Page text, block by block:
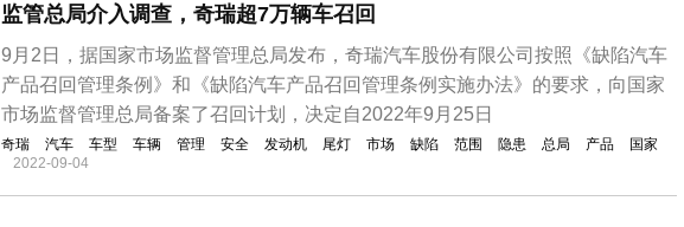
监管总局介入调查，奇瑞超7万辆车召回
9月2日，据国家市场监督管理总局发布，奇瑞汽车股份有限公司按照《缺陷汽车
产品召回管理条例》和《缺陷汽车产品召回管理条例实施办法》的要求，向国家
市场监督管理总局备案了召回计划，决定自2022年9月25日
奇瑞 汽车 车型 车辆 管理 安全 发动机 尾灯 市场 缺陷 范围 隐患 总局 产品
国家
2022-09-04